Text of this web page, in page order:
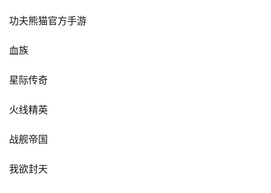
创
游
业
手
机
游
戏
功夫熊猫官方手游
血族
星际传奇
火线精英
战舰帝国
我欲封天